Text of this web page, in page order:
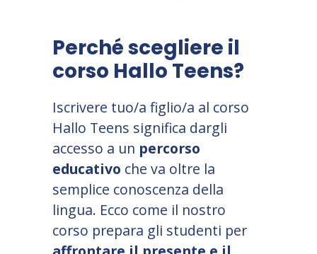
Perché scegliere il
corso Hallo Teens?
Iscrivere tuo/a figlio/a al corso
Hallo Teens significa dargli
accesso a un percorso
educativo che va oltre la
semplice conoscenza della
lingua. Ecco come il nostro
corso prepara gli studenti per